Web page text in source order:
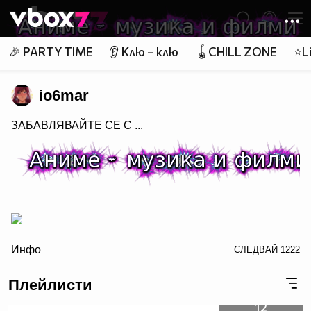
👾
🎉 PARTY TIME 👂 Клю – клю 🪀CHILL ZONE
io6mar
ЗАБАВЛЯВАЙТЕ СЕ С ...
заповядайте в Аниме - музика и филми
Инфо СЛЕДВАЙ 1222
Плейлисти
12